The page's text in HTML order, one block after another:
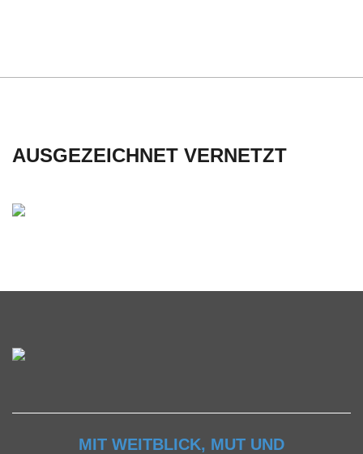
AUSGEZEICHNET VERNETZT
MIT WEITBLICK, MUT UND